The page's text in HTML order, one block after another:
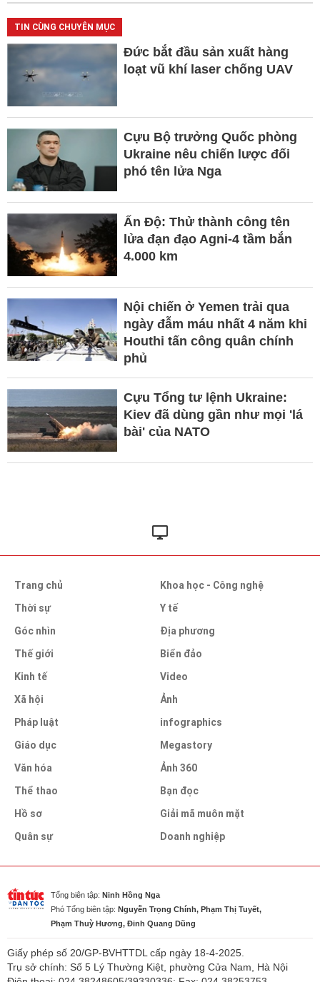
TIN CÙNG CHUYÊN MỤC
Đức bắt đầu sản xuất hàng
loạt vũ khí laser chống UAV
Cựu Bộ trưởng Quốc phòng
Ukraine nêu chiến lược đối
phó tên lửa Nga
Ấn Độ: Thử thành công tên
lửa đạn đạo Agni-4 tầm bắn
4.000 km
Nội chiến ở Yemen trải qua
ngày đẫm máu nhất 4 năm khi
Houthi tấn công quân chính
phủ
Cựu Tổng tư lệnh Ukraine:
Kiev đã dùng gần như mọi 'lá
bài' của NATO
Trang chủ
Thời sự
Góc nhìn
Thế giới
Kinh tế
Xã hội
Pháp luật
Giáo dục
Văn hóa
Thể thao
Hồ sơ
Quân sự
Khoa học - Công nghệ
Y tế
Địa phương
Biển đảo
Video
Ảnh
infographics
Megastory
Ảnh 360
Bạn đọc
Giải mã muôn mặt
Doanh nghiệp
Tổng biên tập: Ninh Hồng Nga
Phó Tổng biên tập: Nguyễn Trọng Chính, Phạm Thị Tuyết,
Phạm Thuỳ Hương, Đinh Quang Dũng
Giấy phép số 20/GP-BVHTTDL cấp ngày 18-4-2025.
Trụ sở chính: Số 5 Lý Thường Kiệt, phường Cửa Nam, Hà Nội